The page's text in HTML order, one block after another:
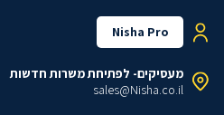
Nisha Pro
מעסיקים- לפתיחת משרות חדשות
sales@Nisha.co.il